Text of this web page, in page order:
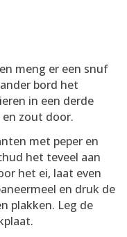
meng er een snuf
bord het
in een derde
zout door.
met peper en
het teveel aan
het ei, laat even
en druk de
plakken. Leg de